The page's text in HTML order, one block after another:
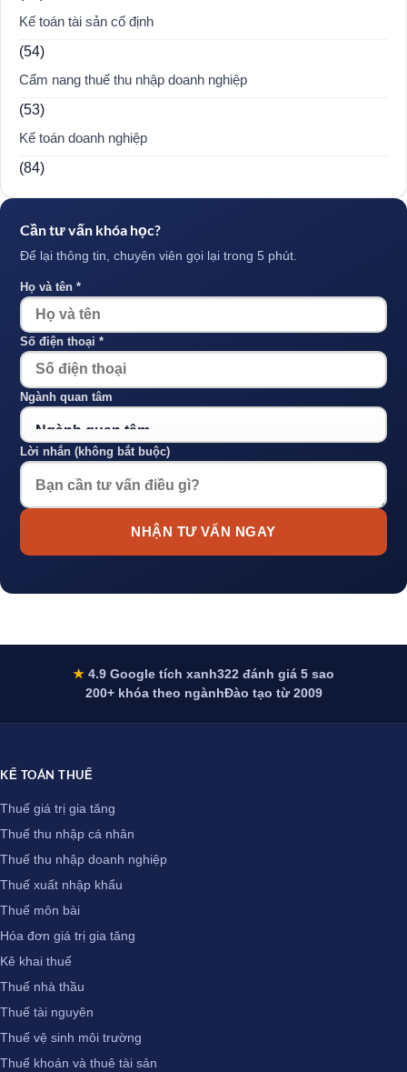
Kế toán tài sản cố định
(54)
Cẩm nang thuế thu nhập doanh nghiệp
(53)
Kế toán doanh nghiệp
(84)
Cần tư vấn khóa học?
Để lại thông tin, chuyên viên gọi lại trong 5 phút.
Họ và tên *
Số điện thoại *
Ngành quan tâm
Lời nhắn (không bắt buộc)
NHẬN TƯ VẤN NGAY
★ 4.9 Google tích xanh322 đánh giá 5 sao
200+ khóa theo ngànhĐào tạo từ 2009
KẾ TOÁN THUẾ
Thuế giá trị gia tăng
Thuế thu nhập cá nhân
Thuế thu nhập doanh nghiệp
Thuế xuất nhập khẩu
Thuế môn bài
Hóa đơn giá trị gia tăng
Kê khai thuế
Thuế nhà thầu
Thuế tài nguyên
Thuế vệ sinh môi trường
Thuế khoán và thuê tài sản